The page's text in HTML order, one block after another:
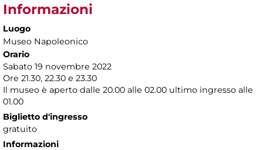
Informazioni
Luogo
Museo Napoleonico
Orario
Sabato 19 novembre 2022
Ore 21.30, 22.30 e 23.30
Il museo è aperto dalle 20.00 alle 02.00 ultimo ingresso alle
01.00
Biglietto d'ingresso
gratuito
Informazioni